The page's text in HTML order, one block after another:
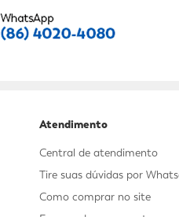
Atendimento
Central de atendimento
Tire suas dúvidas por
Como comprar no site